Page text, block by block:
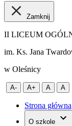
Zamknij
II LICEUM
im. Ks. Jana
w Oleśnicy
A- A+ A A
Strona główna
O szkole